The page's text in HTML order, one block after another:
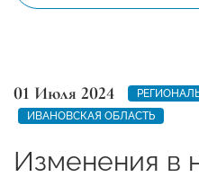
01 Июля 2024
ИВАНОВСКАЯ ОБЛАСТЬ
Изменения в